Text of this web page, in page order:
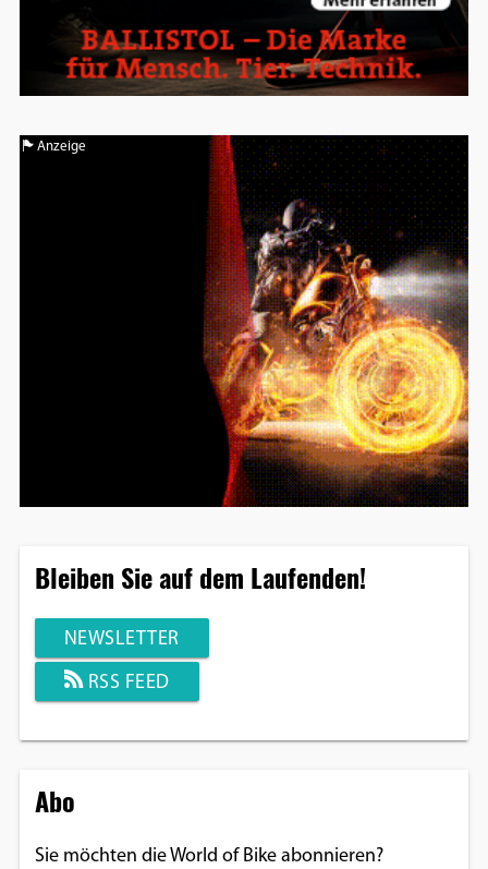
Anzeige
Bleiben Sie auf dem Laufenden!
NEWSLETTER
RSS FEED
Abo
Sie möchten die World of Bike abonnieren?